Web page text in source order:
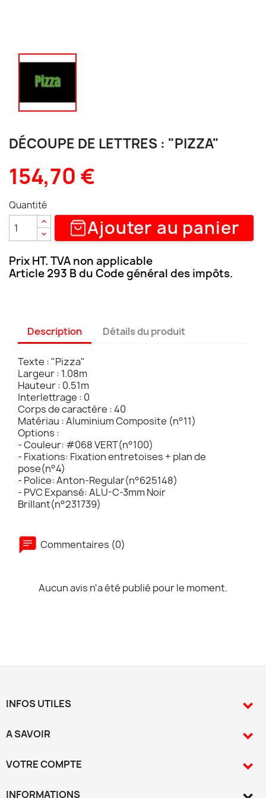
DÉCOUPE DE LETTRES : "PIZZA"
154,70 €
Quantité
Ajouter au panier
Prix HT. TVA non applicable
Article 293 B du Code général des impôts.
Description Détails du produit
Texte : "Pizza"
Largeur : 1.08m
Hauteur : 0.51m
Interlettrage : 0
Corps de caractère : 40
Matériau : Aluminium Composite (n°11)
Options :
- Couleur: #068 VERT(n°100)
- Fixations: Fixation entretoises + plan de
pose(n°4)
- Police: Anton-Regular(n°625148)
- PVC Expansé: ALU-C-3mm Noir
Brillant(n°231739)
Commentaires (0)
Aucun avis n'a été publié pour le moment.
INFOS UTILES 
A SAVOIR 
VOTRE COMPTE 
INFORMATIONS